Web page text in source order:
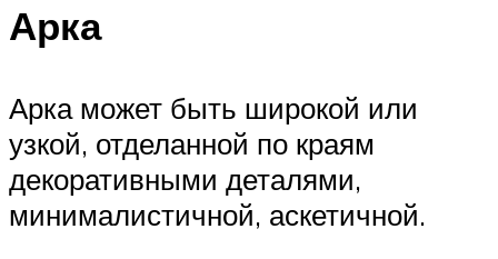
Арка
Арка может быть широкой или
узкой, отделанной по краям
декоративными деталями,
минималистичной, аскетичной.